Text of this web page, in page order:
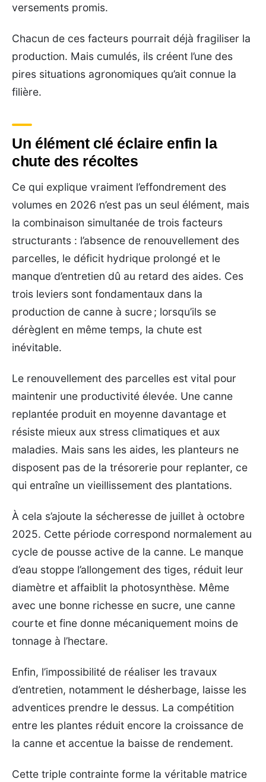
versements promis.
Chacun de ces facteurs pourrait déjà fragiliser la
production. Mais cumulés, ils créent l’une des
pires situations agronomiques qu’ait connue la
filière.
Un élément clé éclaire enfin la
chute des récoltes
Ce qui explique vraiment l’effondrement des
volumes en 2026 n’est pas un seul élément, mais
la combinaison simultanée de trois facteurs
structurants : l’absence de renouvellement des
parcelles, le déficit hydrique prolongé et le
manque d’entretien dû au retard des aides. Ces
trois leviers sont fondamentaux dans la
production de canne à sucre ; lorsqu’ils se
dérèglent en même temps, la chute est
inévitable.
Le renouvellement des parcelles est vital pour
maintenir une productivité élevée. Une canne
replantée produit en moyenne davantage et
résiste mieux aux stress climatiques et aux
maladies. Mais sans les aides, les planteurs ne
disposent pas de la trésorerie pour replanter, ce
qui entraîne un vieillissement des plantations.
À cela s’ajoute la sécheresse de juillet à octobre
2025. Cette période correspond normalement au
cycle de pousse active de la canne. Le manque
d’eau stoppe l’allongement des tiges, réduit leur
diamètre et affaiblit la photosynthèse. Même
avec une bonne richesse en sucre, une canne
courte et fine donne mécaniquement moins de
tonnage à l’hectare.
Enfin, l’impossibilité de réaliser les travaux
d’entretien, notamment le désherbage, laisse les
adventices prendre le dessus. La compétition
entre les plantes réduit encore la croissance de
la canne et accentue la baisse de rendement.
Cette triple contrainte forme la véritable matrice